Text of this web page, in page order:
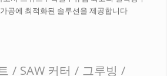
공에 최적화된 솔루션을 제공합니다
/ SAW 커터 / 그루빙 /